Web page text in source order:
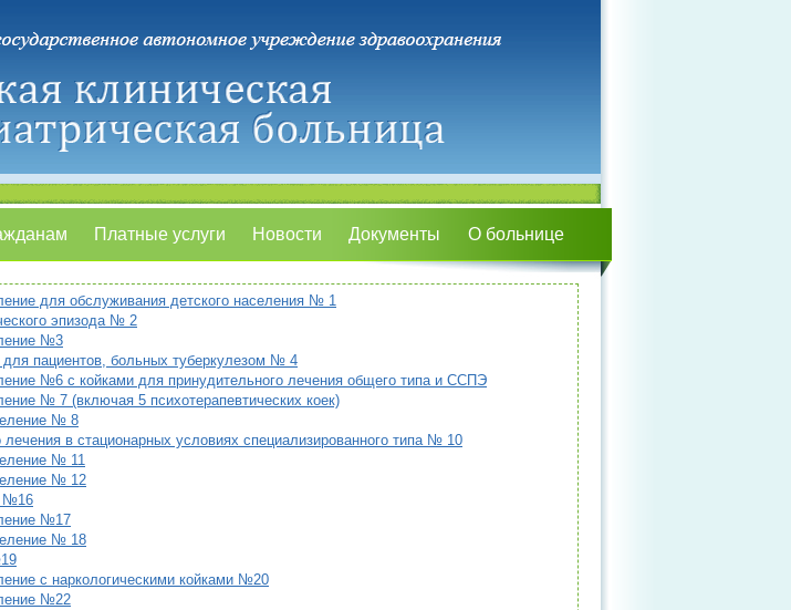
Платные услуги Новости Документы О больнице
для обслуживания детского населения № 1
эпизода № 2
№3
для пациентов, больных туберкулезом № 4
№6 c койками для принудительного лечения общего типа и CCПЭ
№ 7 (включая 5 психотерапевтических коек)
№ 8
в стационарных условиях специализированного типа № 10
№ 11
№ 12
№16
№17
№ 18
с наркологическими койками №20
№22